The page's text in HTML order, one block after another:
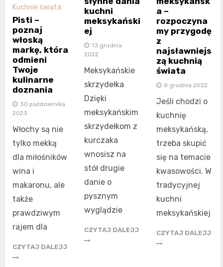
Kuchnie świata
Pisti –
poznaj
włoską
markę, która
odmieni
Twoje
kulinarne
doznania
30 października
2023
Włochy są nie
tylko mekką
dla miłośników
wina i
makaronu, ale
także
prawdziwym
rajem dla
CZYTAJ DALEJJ
kuchni
meksykański
ej
13 grudnia
2022
Meksykańskie
skrzydełka
Dzięki
meksykańskim
skrzydełkom z
kurczaka
wnosisz na
stół drugie
danie o
pysznym
wyglądzie
CZYTAJ DALEJJ
a –
rozpoczyna
my przygodę
z
najsławniejs
zą kuchnią
świata
8 grudnia 2022
Jeśli chodzi o
kuchnię
meksykańską,
trzeba skupić
się na temacie
kwasowości. W
tradycyjnej
kuchni
meksykańskiej
CZYTAJ DALEJJ